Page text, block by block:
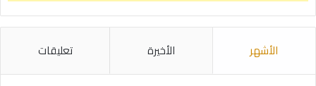
الأشهر الأخيرة تعليقات